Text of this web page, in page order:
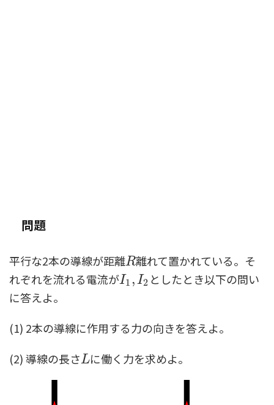
問題
平行な2本の導線が距離R
R 離れて置かれている。そ
れぞれを流れる電流がI1 , I2
I1 I2
としたとき以下の問い
に答えよ。
(1) 2本の導線に作用する力の向きを答えよ。
(2) 導線の長さL
L に働く力を求めよ。